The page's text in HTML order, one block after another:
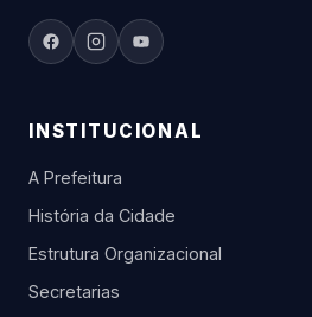
INSTITUCIONAL
A Prefeitura
História da Cidade
Estrutura Organizacional
Secretarias